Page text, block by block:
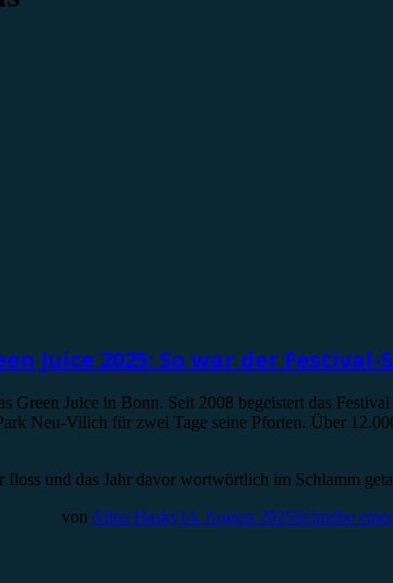
Juice 2025: So war der
Green Juice in Bonn. Seit 2008 begeistert das
Neu-Vilich für zwei Tage seine Pforten. Über
floss und das Jahr davor wortwörtlich im Schlamm
von Alina Hasky14. August 2025Schreibe